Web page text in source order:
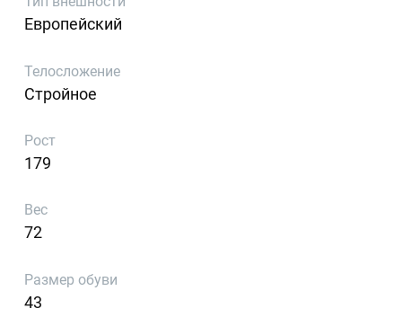
Европейский
Телосложение
Стройное
Рост
179
Вес
72
Размер обуви
43